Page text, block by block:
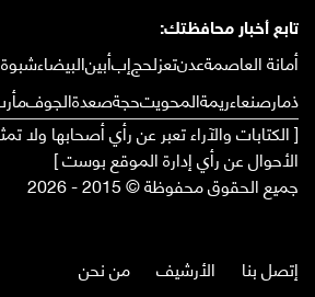
تابع أخبار محافظتك:
أمانة العاصمةعدنتعزلحجإبأبينالبيضاءشبوة
ذمارصنعاءريمةالمحويتحجةصعدةالجوف
[ الكتابات والآراء تعبر عن رأي أصحابها
الأحوال عن رأي إدارة الموقع بوست ]
جميع الحقوق محفوظة © 2015 - 2026
إتصل بنا الأرشيف من نحن